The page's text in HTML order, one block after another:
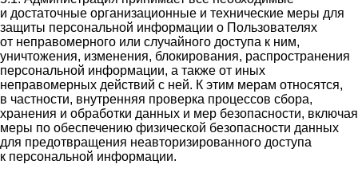
и достаточные организационные и технические меры для
защиты персональной информации о Пользователях
от неправомерного или случайного доступа к ним,
уничтожения, изменения, блокирования, распространения
персональной информации, а также от иных
неправомерных действий с ней. К этим мерам относятся,
в частности, внутренняя проверка процессов сбора,
хранения и обработки данных и мер безопасности, включая
меры по обеспечению физической безопасности данных
для предотвращения неавторизированного доступа
к персональной информации.